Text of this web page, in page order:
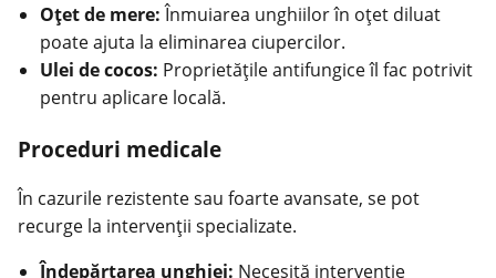
Oțet de mere:Înmuiarea unghiilor în oțet diluat
poate ajuta la eliminarea ciupercilor.
Ulei de cocos: Proprietățile antifungice îl fac potrivit
pentru aplicare locală.
Proceduri medicale
În cazurile rezistente sau foarte avansate, se pot
recurge la intervenții specializate.
Îndepărtarea unghiei: Necesită intervenție